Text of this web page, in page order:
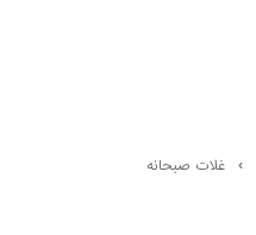
غلات صبحانه